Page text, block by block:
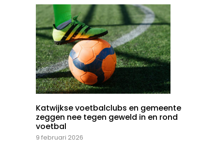
Katwijkse voetbalclubs en gemeente
zeggen nee tegen geweld in en rond
voetbal
9 februari 2026